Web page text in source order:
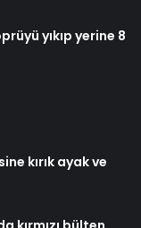
yıkıp yerine 8
kırık ayak ve